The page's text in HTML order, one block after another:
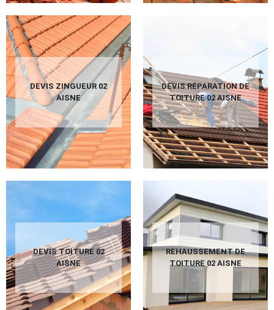
DEVIS ZINGUEUR 02
AISNE
DEVIS RÉPARATION DE
TOITURE 02 AISNE
DEVIS TOITURE 02
AISNE
REHAUSSEMENT DE
TOITURE 02 AISNE